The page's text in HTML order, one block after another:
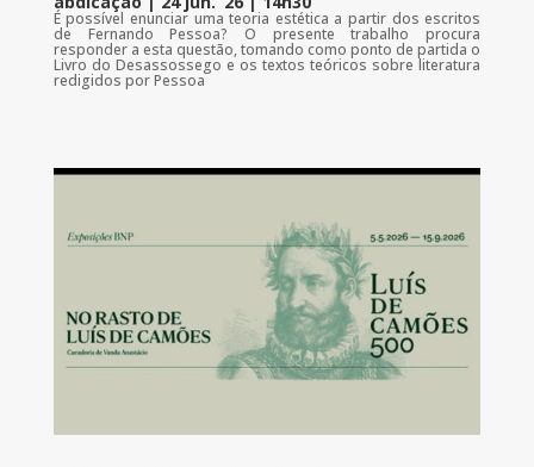
É possível enunciar uma teoria estética a partir dos escritos
de Fernando Pessoa? O presente trabalho procura
responder a esta questão, tomando como ponto de partida o
Livro do Desassossego e os textos teóricos sobre literatura
redigidos por Pessoa